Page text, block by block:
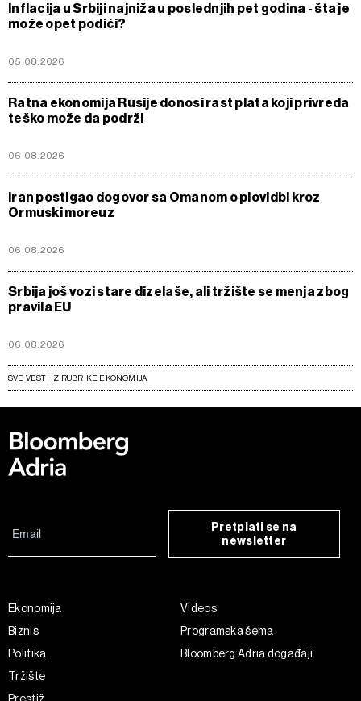
Inflacija u Srbiji najniža u poslednjih pet godina - šta je
može opet podići?
05.08.2026
Ratna ekonomija Rusije donosi rast plata koji privreda
teško može da podrži
06.08.2026
Iran postigao dogovor sa Omanom o plovidbi kroz
Ormuski moreuz
06.08.2026
Srbija još vozi stare dizelaše, ali tržište se menja zbog
pravila EU
06.08.2026
SVE VESTI IZ RUBRIKE EKONOMIJA
Pretplati se na
newsletter
Ekonomija
Biznis
Politika
Tržište
Videos
Programska šema
Bloomberg Adria događaji